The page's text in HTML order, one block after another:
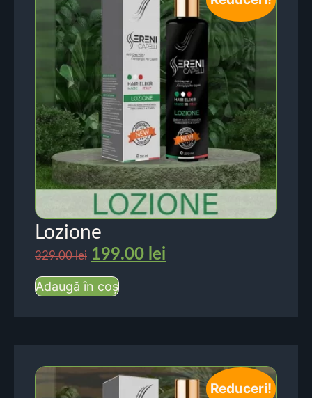
Lozione
329.00lei 199.00 lei
Adaugă în coș
Reduceri!